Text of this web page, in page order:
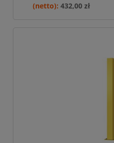
432,00 zł